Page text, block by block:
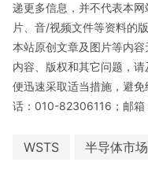
递更多信息，并不代表本
片、音/视频文件等资料的
本站原创文章及图片等内
内容、版权和其它问题，
便迅速采取适当措施，避
话：010-82306116；邮箱
WSTS 半导体市场